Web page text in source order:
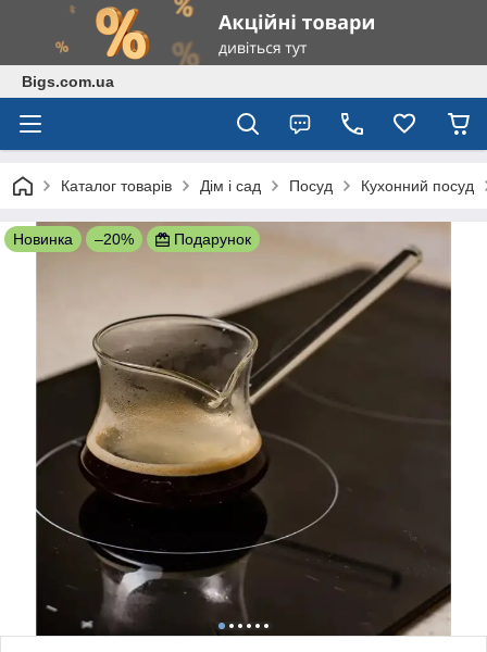
Bigs.com.ua
Каталог товарів Дім і сад Посуд Кухонний посуд
Новинка –20% Подарунок